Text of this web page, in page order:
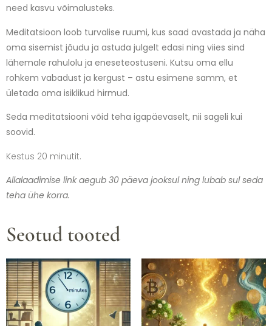
need kasvu võimalusteks.
Meditatsioon loob turvalise ruumi, kus saad avastada ja näha
oma sisemist jõudu ja astuda julgelt edasi ning viies sind
lähemale rahulolu ja eneseteostuseni. Kutsu oma ellu
rohkem vabadust ja kergust – astu esimene samm, et
ületada oma isiklikud hirmud.
Seda meditatsiooni võid teha igapäevaselt, nii sageli kui
soovid.
Kestus 20 minutit.
Allalaadimise link aegub 30 päeva jooksul ning lubab sul seda
teha ühe korra.
Seotud tooted